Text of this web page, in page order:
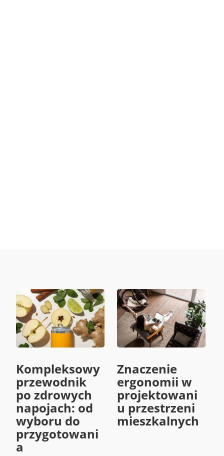
Kompleksowy
przewodnik
po zdrowych
napojach: od
wyboru do
przygotowani
a
Znaczenie
ergonomii w
projektowani
u przestrzeni
mieszkalnych